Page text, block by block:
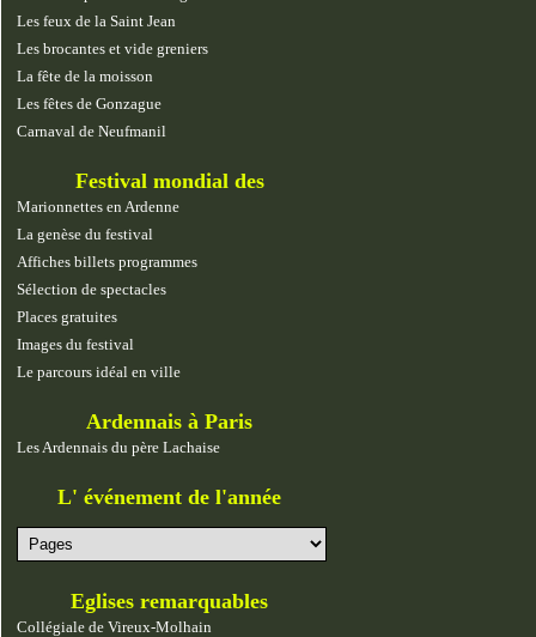
Les feux de la Saint Jean
Les brocantes et vide greniers
La fête de la moisson
Les fêtes de Gonzague
Carnaval de Neufmanil
Festival mondial des
marionnettes
Marionnettes en Ardenne
La genèse du festival
Affiches billets programmes
Sélection de spectacles
Places gratuites
Images du festival
Le parcours idéal en ville
Ardennais à Paris
Les Ardennais du père Lachaise
L' événement de l'année
Eglises remarquables
Collégiale de Vireux-Molhain